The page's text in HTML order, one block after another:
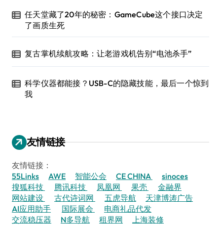
任天堂藏了20年的秘密：GameCube这个接口决定
了画质生死
复古掌机续航攻略：让老游戏机告别“电池杀手”
科学仪器都能接？USB-C的隐藏技能，最后一个惊到
我
友情链接
友情链接：
55Links
AWE 智能公会 CE CHINA
sinoces
搜狐科技
腾讯科技 凤凰网 果壳
金融界
网站建设
古代诗词网 五虎导航
天津博涛广告
AI应用助手
国际展会
电商礼品代发
交流稳压器
N多导航 租界网 上海装修